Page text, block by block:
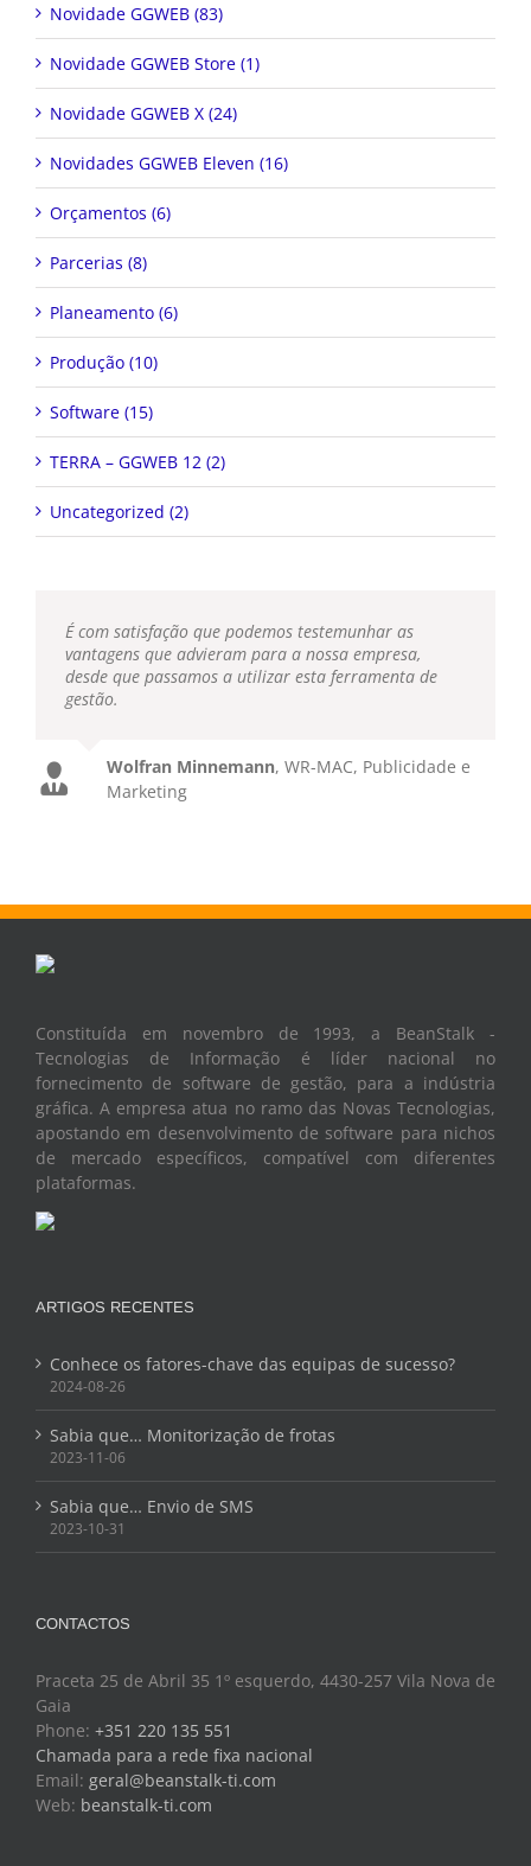
Novidade GGWEB (83)
Novidade GGWEB Store (1)
Novidade GGWEB X (24)
Novidades GGWEB Eleven (16)
Orçamentos (6)
Parcerias (8)
Planeamento (6)
Produção (10)
Software (15)
TERRA – GGWEB 12 (2)
Uncategorized (2)
É com satisfação que podemos testemunhar as
vantagens que advieram para a nossa empresa,
desde que passamos a utilizar esta ferramenta de
gestão.
Wolfran Minnemann, WR-MAC, Publicidade e
Marketing
Constituída em novembro de 1993, a BeanStalk -
Tecnologias de Informação é líder nacional no
fornecimento de software de gestão, para a indústria
gráfica. A empresa atua no ramo das Novas Tecnologias,
apostando em desenvolvimento de software para nichos
de mercado específicos, compatível com diferentes
plataformas.
ARTIGOS RECENTES
Conhece os fatores-chave das equipas de sucesso?
2024-08-26
Sabia que… Monitorização de frotas
2023-11-06
Sabia que… Envio de SMS
2023-10-31
CONTACTOS
Praceta 25 de Abril 35 1º esquerdo, 4430-257 Vila Nova de
Gaia
Phone: +351 220 135 551
Chamada para a rede fixa nacional
Email: geral@beanstalk-ti.com
Web: beanstalk-ti.com